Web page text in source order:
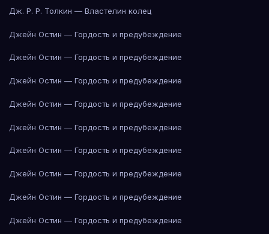
Дж. Р. Р. Толкин — Властелин колец
Джейн Остин — Гордость и предубеждение
Джейн Остин — Гордость и предубеждение
Джейн Остин — Гордость и предубеждение
Джейн Остин — Гордость и предубеждение
Джейн Остин — Гордость и предубеждение
Джейн Остин — Гордость и предубеждение
Джейн Остин — Гордость и предубеждение
Джейн Остин — Гордость и предубеждение
Джейн Остин — Гордость и предубеждение